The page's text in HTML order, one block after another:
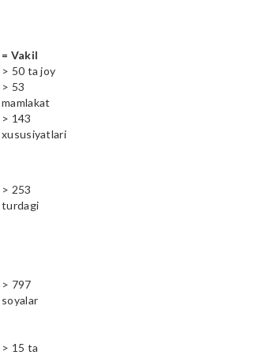
= Vakil
> 50 ta joy
> 53
mamlakat
> 143
xususiyatlari
> 253
turdagi
> 797
soyalar
> 15 ta